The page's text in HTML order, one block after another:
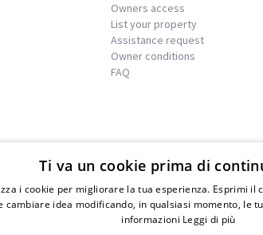
Owners access
List your property
Assistance request
Owner conditions
FAQ
We islands
01976730497 - Iscrizione C.I.A.A di
Ti va un cookie prima di
i cookie per migliorare la tua esperienza. Esprimi il
cambiare idea modificando, in qualsiasi momento, le
informazioni Leggi di più